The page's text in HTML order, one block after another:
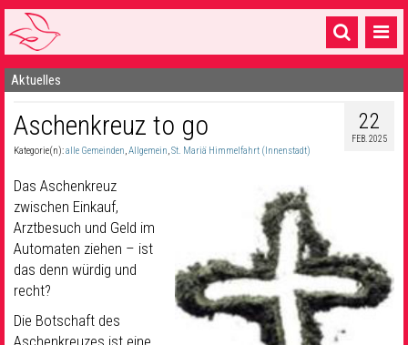
Startseite
1 Pfarrei
16 Gemeinden & mehr
Gottesdienste & Sinnsuche
Sakramente & Feste
Gemeinschaft & Soziales
Aktuelles
22
FEB. 2025
Aschenkreuz to go
Kategorie(n):alle Gemeinden,Allgemein,St. Mariä Himmelfahrt (Innenstadt)
Das Aschenkreuz
zwischen Einkauf,
Arztbesuch und Geld im
Automaten ziehen – ist
das denn würdig und
recht?
Die Botschaft des
Aschenkreuzes ist eine,